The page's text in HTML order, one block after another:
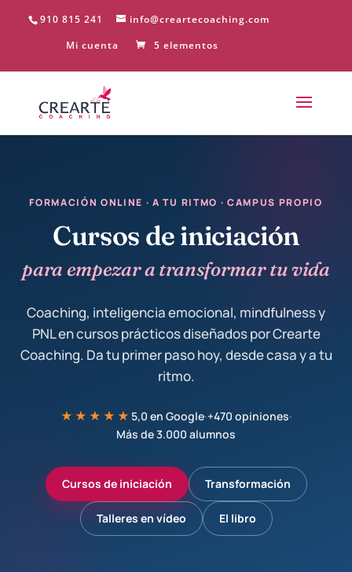
910 815 241
info@creartecoaching.com
Mi cuenta
5 elementos
FORMACIÓN ONLINE · A TU RITMO · CAMPUS PROPIO
Cursos de iniciación
para empezar a transformar tu vida
Coaching, inteligencia emocional, mindfulness y
PNL en cursos prácticos diseñados por Crearte
Coaching. Da tu primer paso hoy, desde casa y a tu
ritmo.
★★★★★ 5,0 en Google·+470 opiniones·
Más de 3.000 alumnos
Cursos de iniciación Transformación
Talleres en vídeo El libro